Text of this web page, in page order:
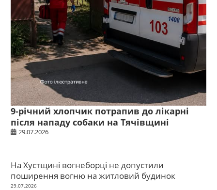
9-річний хлопчик потрапив до лікарні
після нападу собаки на Тячівщині
29.07.2026
На Хустщині вогнеборці не допустили
поширення вогню на житловий будинок
29.07.2026